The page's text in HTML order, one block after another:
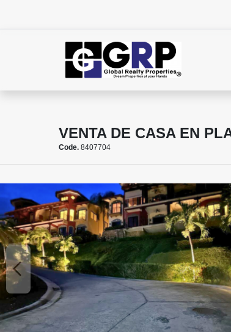
VENTA DE CASA EN
Code. 8407704